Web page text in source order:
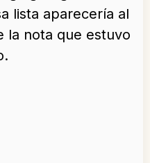
lista aparecería al
la nota que estuvo